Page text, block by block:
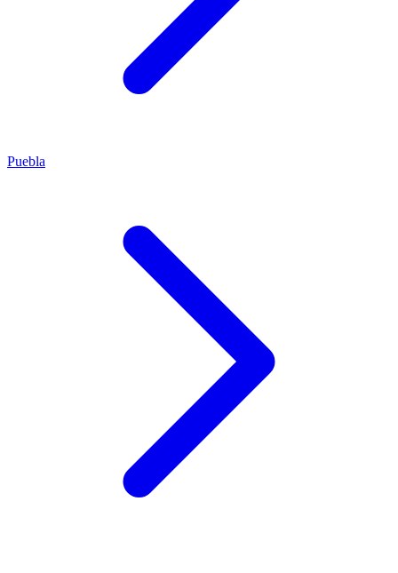
Puebla